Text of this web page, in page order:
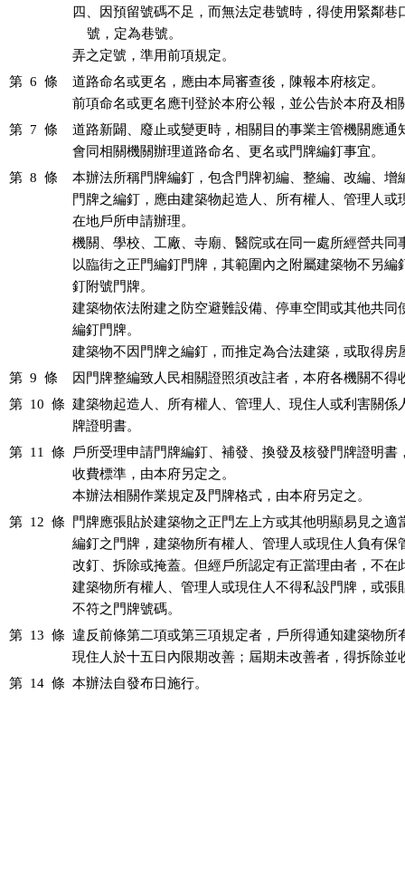
四、因預留號碼不足，而無法定巷號時，得使用緊鄰巷
    號，定為巷號。
弄之定號，準用前項規定。
第 6 條
道路命名或更名，應由本局審查後，陳報本府核定。
前項命名或更名應刊登於本府公報，並公告於本府及相
第 7 條
道路新闢、廢止或變更時，相關目的事業主管機關應通
會同相關機關辦理道路命名、更名或門牌編釘事宜。
第 8 條
本辦法所稱門牌編釘，包含門牌初編、整編、改編、增
門牌之編釘，應由建築物起造人、所有權人、管理人或
在地戶所申請辦理。
機關、學校、工廠、寺廟、醫院或在同一處所經營共同
以臨街之正門編釘門牌，其範圍內之附屬建築物不另編
釘附號門牌。
建築物依法附建之防空避難設備、停車空間或其他共同
編釘門牌。
建築物不因門牌之編釘，而推定為合法建築，或取得房
第 9 條
因門牌整編致人民相關證照須改註者，本府各機關不得
第 10 條 建築物起造人、所有權人、管理人、現住人或利害關係
牌證明書。
第 11 條
戶所受理申請門牌編釘、補發、換發及核發門牌證明書
收費標準，由本府另定之。
本辦法相關作業規定及門牌格式，由本府另定之。
第 12 條
門牌應張貼於建築物之正門左上方或其他明顯易見之適
編釘之門牌，建築物所有權人、管理人或現住人負有保
改釘、拆除或掩蓋。但經戶所認定有正當理由者，不在
建築物所有權人、管理人或現住人不得私設門牌，或張
不符之門牌號碼。
第 13 條 違反前條第二項或第三項規定者，戶所得通知建築物所
現住人於十五日內限期改善；屆期未改善者，得拆除並
第 14 條 本辦法自發布日施行。